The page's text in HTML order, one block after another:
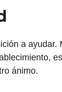
a
ánimo.